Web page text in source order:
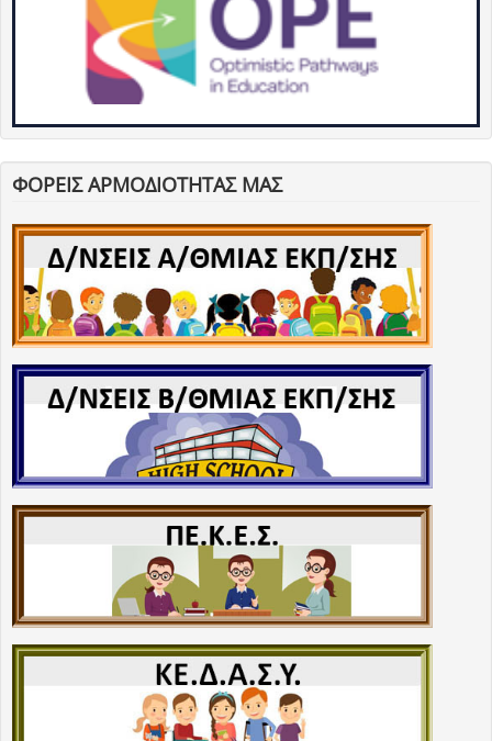
ΦΟΡΕΙΣ ΑΡΜΟΔΙΟΤΗΤΑΣ ΜΑΣ